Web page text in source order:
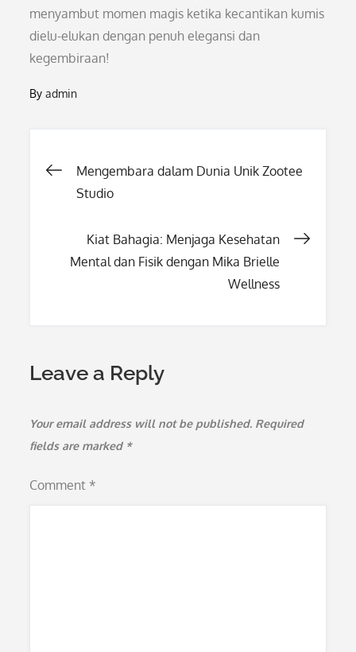
menyambut momen magis ketika kecantikan kumis
dielu-elukan dengan penuh elegansi dan
kegembiraan!
Byadmin
Post
Mengembara dalam Dunia Unik Zootee
Studio
Kiat Bahagia: Menjaga Kesehatan
Mental dan Fisik dengan Mika Brielle
Wellness
Leave a Reply
Your email address will not be published. Required
fields are marked *
Comment *